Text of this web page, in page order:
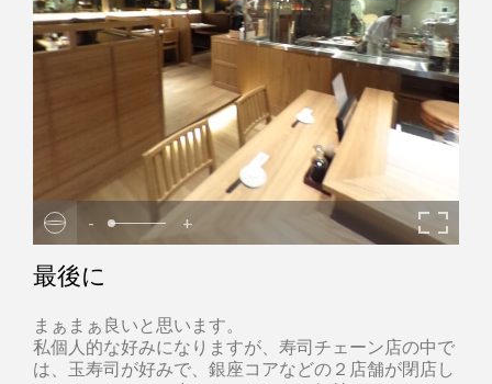
- +
最後に
まぁまぁ良いと思います。
私個人的な好みになりますが、寿司チェーン店の中で
は、玉寿司が好みで、銀座コアなどの２店舗が閉店し